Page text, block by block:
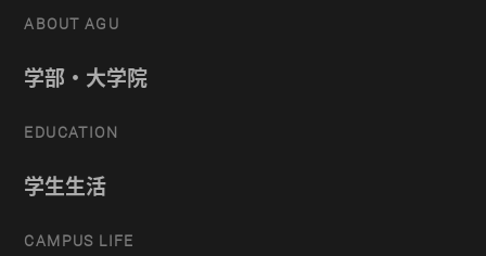
ABOUT AGU
学部・大学院
EDUCATION
学生生活
CAMPUS LIFE